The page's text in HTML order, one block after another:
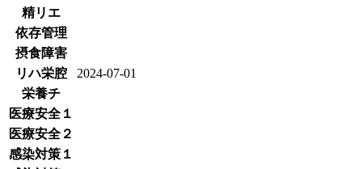
精リエ
依存管理
摂食障害
リハ栄腔
2024-07-01
栄養チ
医療安全１
医療安全２
感染対策１